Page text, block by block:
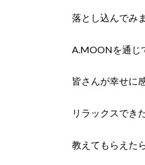
落とし込んでみ
A.MOONを通じ
皆さんが幸せに
リラックスでき
教えてもらえた